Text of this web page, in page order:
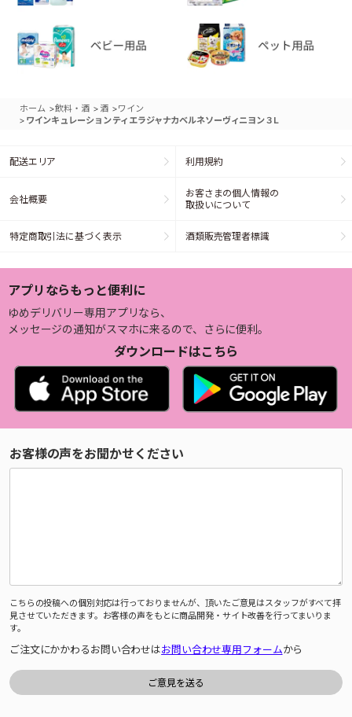
ホーム >飲料・酒 > 酒 >ワイン
> ワインキュレーション ティエラジャナカベルネソーヴィニヨン３L
配送エリア 利用規約
会社概要
お客さまの個人情報の
取扱いについて
特定商取引法に基づく表示 酒類販売管理者標識
アプリならもっと便利に
ゆめデリバリー専用アプリなら、
メッセージの通知がスマホに来るので、さらに便利。
ダウンロードはこちら
お客様の声をお聞かせください
こちらの投稿への個別対応は行っておりませんが、頂いたご意見はスタッフがすべて拝
見させていただきます。お客様の声をもとに商品開発・サイト改善を行ってまいりま
す。
ご注文にかかわるお問い合わせはお問い合わせ専用フォームから